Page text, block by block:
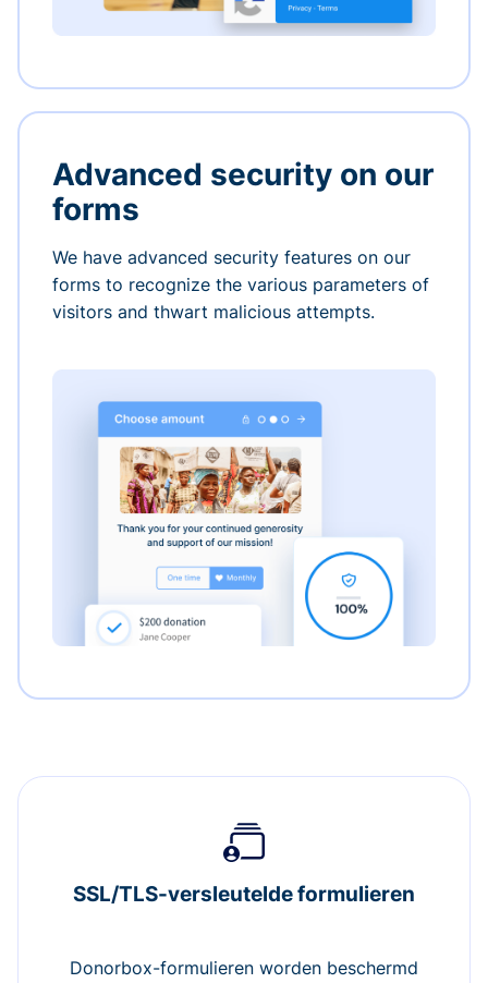
Advanced security on our
forms
We have advanced security features on our
forms to recognize the various parameters of
visitors and thwart malicious attempts.
SSL/TLS-versleutelde formulieren
Donorbox-formulieren worden beschermd